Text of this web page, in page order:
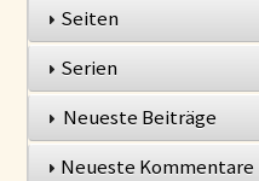
Seiten
Serien
Neueste Beiträge
Neueste Kommentare